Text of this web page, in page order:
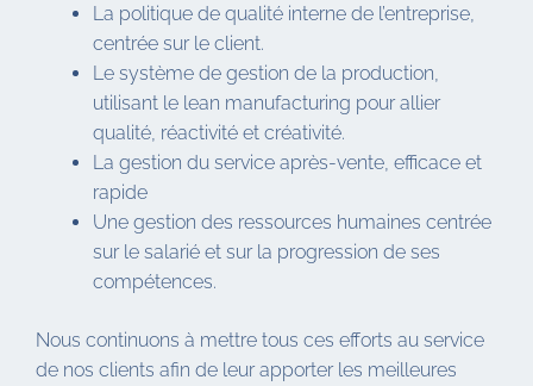
La politique de qualité interne de l’entreprise,
centrée sur le client.
Le système de gestion de la production,
utilisant le lean manufacturing pour allier
qualité, réactivité et créativité.
La gestion du service après-vente, efficace et
rapide
Une gestion des ressources humaines centrée
sur le salarié et sur la progression de ses
compétences.
Nous continuons à mettre tous ces efforts au service
de nos clients afin de leur apporter les meilleures